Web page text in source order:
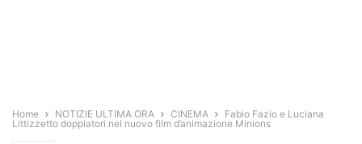
Home NOTIZIE ULTIMA ORA CINEMA
Fabio Fazio e Luciana
Littizzetto doppiatori nel nuovo film d’animazione Minions